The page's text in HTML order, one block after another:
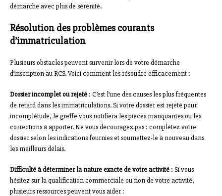
démarche avec plus de sérénité.
Résolution des problèmes courants
d’immatriculation
Plusieurs obstacles peuvent survenir lors de votre démarche
d’inscription au RCS. Voici comment les résoudre efficacement :
Dossier incomplet ou rejeté : C’est l’une des causes les plus fréquentes
de retard dans les immatriculations. Si votre dossier est rejeté pour
incomplétude, le greffe vous notifiera les pièces manquantes ou les
corrections à apporter. Ne vous découragez pas : complétez votre
dossier selon les indications fournies et soumettez-le à nouveau dans
les meilleurs délais.
Difficulté à déterminer la nature exacte de votre activité : Si vous
hésitez sur la qualification commerciale ou non de votre activité,
plusieurs ressources peuvent vous aider :